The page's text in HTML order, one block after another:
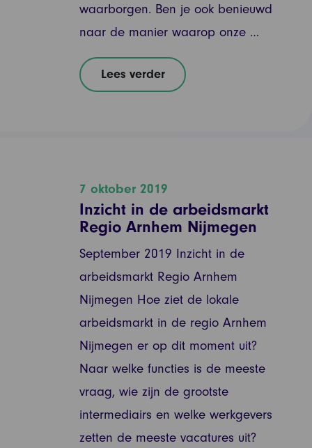
waarborgen. Ben je ook benieuwd
naar de manier waarop onze …
Lees verder
7 oktober 2019
Inzicht in de arbeidsmarkt
Regio Arnhem Nijmegen
September 2019 Inzicht in de
arbeidsmarkt Regio Arnhem
Nijmegen Hoe ziet de lokale
arbeidsmarkt in de regio Arnhem
Nijmegen er op dit moment uit?
Naar welke functies is de meeste
vraag, wie zijn de grootste
intermediairs en welke werkgevers
zetten de meeste vacatures uit?